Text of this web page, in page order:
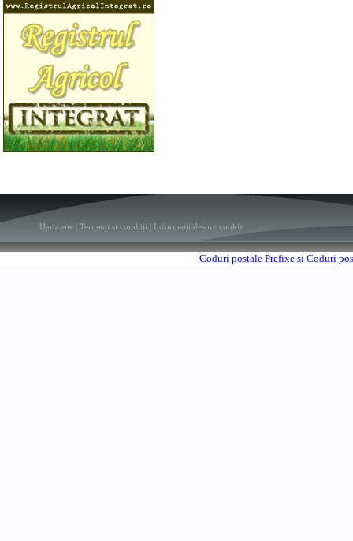
Harta site | Termeni si conditii | Informatii despre cookie
Coduri postale Prefixe si Coduri